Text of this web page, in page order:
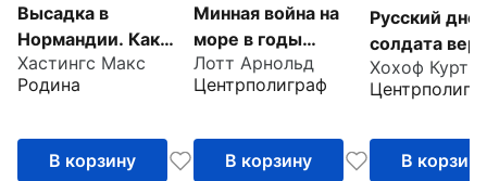
Высадка в
Нормандии. Как
был открыт Второй
фронт
Хастингс Макс
Родина
В корзину
Минная война на
море в годы
Второй мировой.
Операции
заградителей
Лотт Арнольд
Центрполиграф
В корзину
Русский
солдата
От Вислы до
1941-1943
Хохоф Курт
В корзину